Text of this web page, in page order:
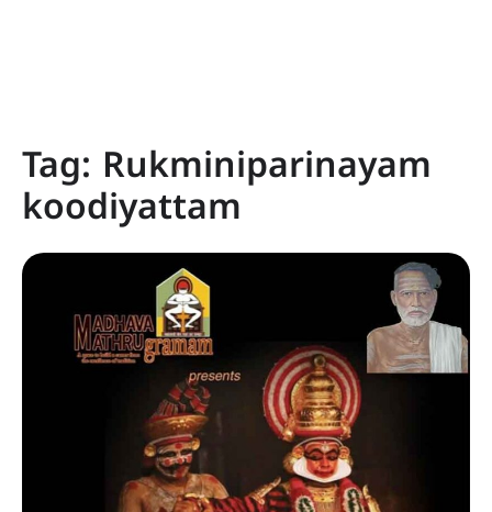
Tag: Rukminiparinayam
koodiyattam